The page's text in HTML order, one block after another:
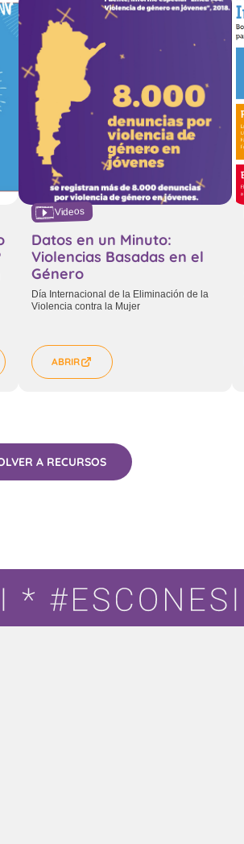
Videos
Datos en un Minuto:
Violencias Basadas en el
Género
Día Internacional de la Eliminación de la
Violencia contra la Mujer
ABRIR
A RECURSOS